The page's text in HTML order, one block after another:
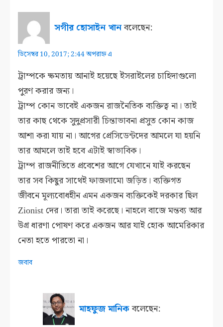
সগীর হোসাইন খানবলেছেন:
ডিসেম্বর 10, 2017; 2:44 অপরাহ্ন এ
ট্রাম্পকে ক্ষমতায় আনাই হয়েছে ইসরাইলের চাহিদাগুলো
পুরণ করার জন্য।
ট্রাম্প কোন ভাবেই একজন রাজনৈতিক ব্যক্তিত্ব না। তাই
তার কাছ থেকে সুদুপ্রসারী চিন্তাভাবনা প্রসুত কোন কাজ
আশা করা যায় না। আগের প্রেসিডেন্টদের আমলে যা হয়নি
তার আমলে তাই হবে এটাই স্বাভাবিক।
ট্রাম্প রাজনীতিতে প্রবেশের আগে যেখানে যাই করছেন
তার সব কিছুর সাথেই ফাজলামো জড়িত। ব্যক্তিগত
জীবনে মূল্যবোধহীন এমন একজন ব্যক্তিকেই দরকার ছিল
Zionist দের। তারা তাই করেছে। নাহলে বাজে মন্তব্য আর
উগ্র ধারণা পোষণ করে একজন আর যাই হোক আমেরিকার
নেতা হতে পারতো না।
জবাব
মাহফুজ মানিকবলেছেন: